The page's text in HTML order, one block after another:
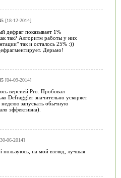
[18-12-2014]
дефраг показывает 1%
так? Алгоритм работы у них
так и осталось 25% :))
Дерьмо!
[04-09-2014]
версией Pro. Пробовал
Defraggler значительно ускоряет
запускать обычную
эффективна).
06-2014]
на мой взгляд, лучшая